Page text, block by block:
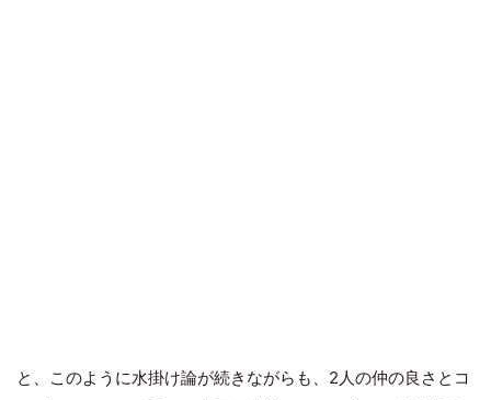
と、このように水掛け論が続きながらも、2人の仲の良さとコ